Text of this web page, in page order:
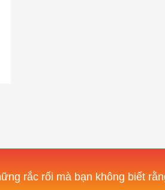
rắc rối mà bạn không biết